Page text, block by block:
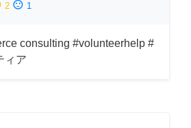
2 sentiment_dissatisfied 1
consulting #volunteerhelp #
ィア